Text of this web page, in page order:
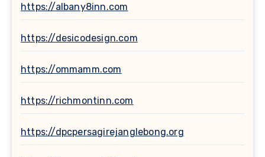
https://albany8inn.com
https://desicodesign.com
https://ommamm.com
https://richmontinn.com
https://dpcpersagirejanglebong.org